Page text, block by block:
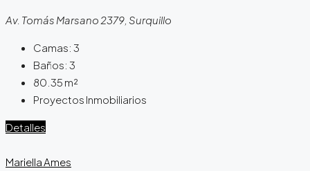
Av. Tomás Marsano 2379, Surquillo
Camas: 3
Baños: 3
80.35 m²
Proyectos Inmobiliarios
Detalles
Mariella Ames